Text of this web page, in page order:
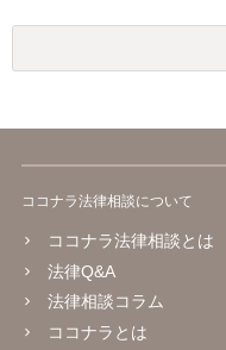
ココナラ法律相談について
ココナラ法律相談とは
法律Q&A
法律相談コラム
ココナラとは